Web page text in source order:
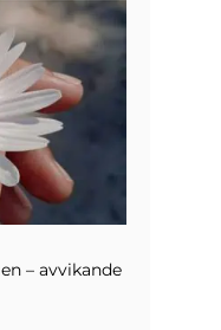
– avvikande